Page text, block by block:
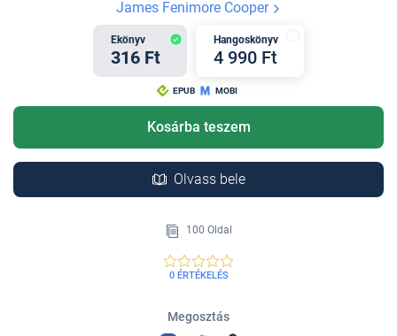
James Fenimore Cooper
Ekönyv
316 Ft
Hangoskönyv
4 990 Ft
EPUB MOBI
Kosárba teszem
Olvass bele
100 Oldal
0 ÉRTÉKELÉS
Megosztás